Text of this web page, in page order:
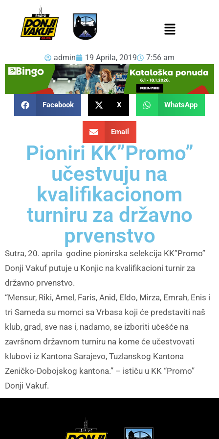
admin 19 Aprila, 2019 7:56 am
Facebook X WhatsApp
Email
Pioniri KK”Promo”
učestvuju na
kvalifikacionom
turniru za državno
prvenstvo
Sutra, 20. aprila godine pionirska selekcija KK”Promo”
Donji Vakuf putuje u Konjic na kvalifikacioni turnir za
državno prvenstvo.
“Mensur, Riki, Amel, Faris, Anid, Eldo, Mirza, Emrah, Enis i
tri Sameda su momci sa Vrbasa koji će predstaviti naš
klub, grad, sve nas i, nadamo, se izboriti učešće na
završnom državnom turniru na kome će učestvovati
klubovi iz Kantona Sarajevo, Tuzlanskog Kantona
Zeničko-Dobojskog kantona.” – ističu u KK “Promo”
Donji Vakuf.